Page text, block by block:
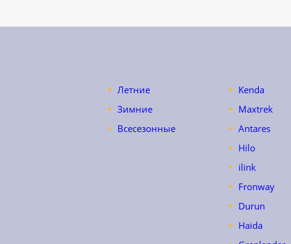
Летние
Зимние
Всесезонные
Kenda
Maxtrek
Antares
Hilo
ilink
Fronway
Durun
Haida